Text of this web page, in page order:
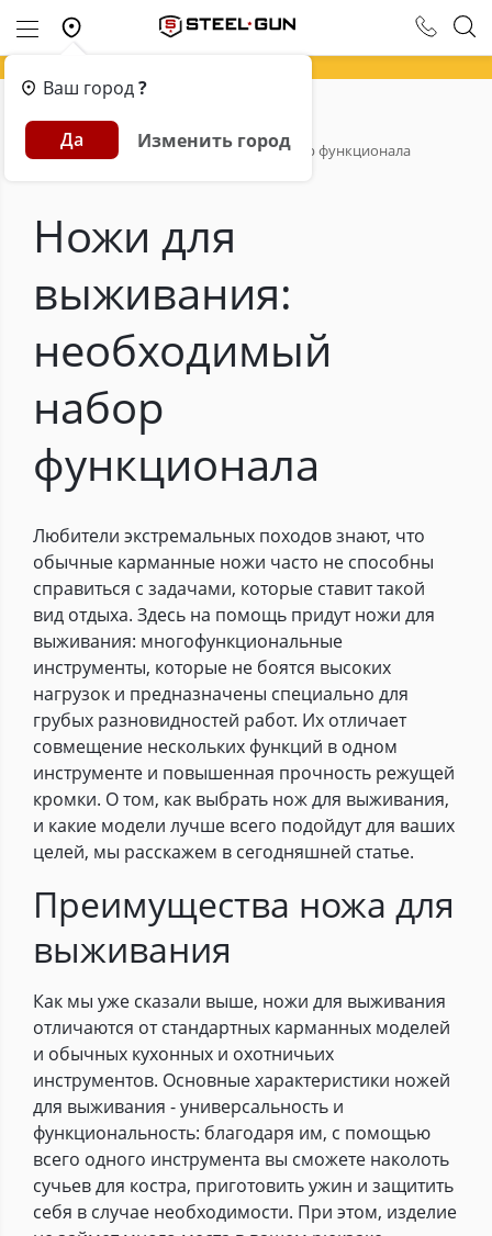
Ваш город?
Да Изменить город
Главная
Обзоры
Ножи для выживания: необходимый набор функционала
Ножи для
выживания:
необходимый
набор
функционала
Любители экстремальных походов знают, что
обычные карманные ножи часто не способны
справиться с задачами, которые ставит такой
вид отдыха. Здесь на помощь придут ножи для
выживания: многофункциональные
инструменты, которые не боятся высоких
нагрузок и предназначены специально для
грубых разновидностей работ. Их отличает
совмещение нескольких функций в одном
инструменте и повышенная прочность режущей
кромки. О том, как выбрать нож для выживания,
и какие модели лучше всего подойдут для ваших
целей, мы расскажем в сегодняшней статье.
Преимущества ножа для
выживания
Как мы уже сказали выше, ножи для выживания
отличаются от стандартных карманных моделей
и обычных кухонных и охотничьих
инструментов. Основные характеристики ножей
для выживания - универсальность и
функциональность: благодаря им, с помощью
всего одного инструмента вы сможете наколоть
сучьев для костра, приготовить ужин и защитить
себя в случае необходимости. При этом, изделие